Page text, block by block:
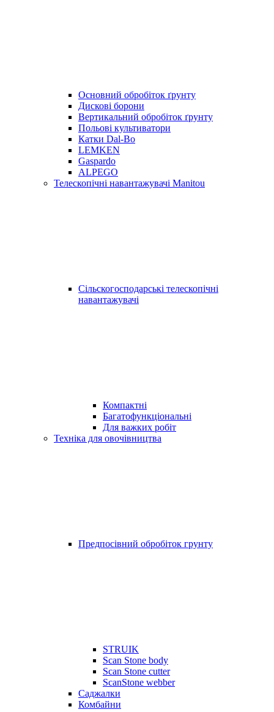
Основний обробіток ґрунту
Дискові борони
Вертикальний обробіток ґрунту
Польові культиватори
Катки Dal-Bo
LEMKEN
Gaspardo
ALPEGO
Телескопічні навантажувачі Manitou
Сільскогосподарські телескопічні
навантажувачі
Компактні
Багатофункціональні
Для важких робіт
Техніка для овочівництва
Предпосівний обробіток грунту
STRUIK
Scan Stone body
Scan Stone cutter
ScanStone webber
Саджалки
Комбайни